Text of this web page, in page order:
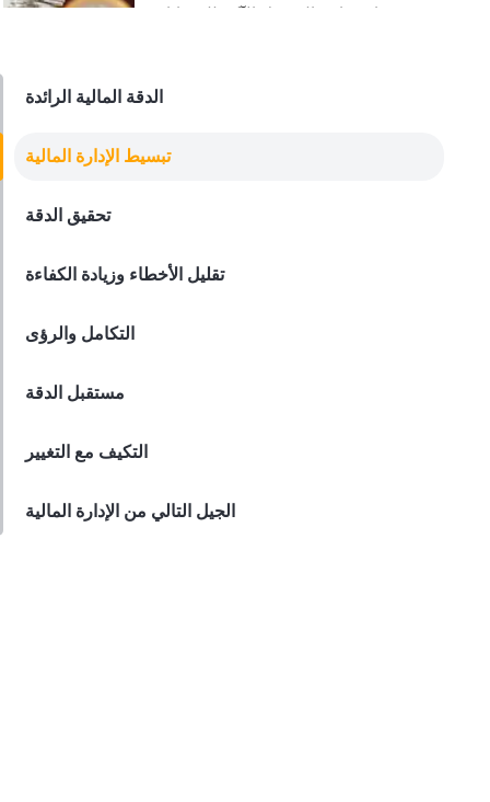
فوائد برامج التشغيل الآلي للحسابات
لماذا يجب أن تستثمر مطاعم الخدمة
الدقة المالية الرائدة
تبسيط الإدارة المالية
تحقيق الدقة
تقليل الأخطاء وزيادة الكفاءة
التكامل والرؤى
مستقبل الدقة
التكيف مع التغيير
الجيل التالي من الإدارة المالية